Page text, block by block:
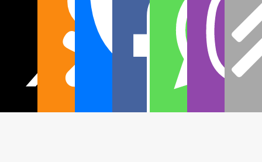
© 2006-2026, ГК «Добрый дом»
проекты домов и коттеджей для строительства